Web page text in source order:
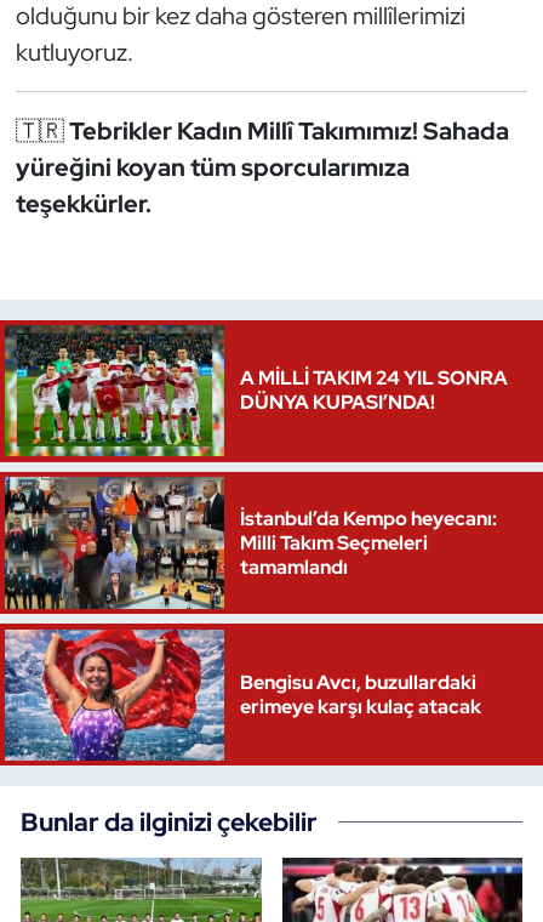
olduğunu bir kez daha gösteren millîlerimizi
kutluyoruz.
🇹🇷Tebrikler Kadın Millî Takımımız! Sahada
yüreğini koyan tüm sporcularımıza
teşekkürler.
A MİLLİ TAKIM 24 YIL SONRA
DÜNYA KUPASI’NDA!
İstanbul’da Kempo heyecanı:
Milli Takım Seçmeleri
tamamlandı
Bengisu Avcı, buzullardaki
erimeye karşı kulaç atacak
Bunlar da ilginizi çekebilir
Oryantiring
Özel Sporcular
Paralimpik
Ragbi
Su Topu
Sualtı Sporları
Tekvando
Tenis
Triatlon
Voleybol
Vücut Geliştirme Fitness
Yelken
Yüzme